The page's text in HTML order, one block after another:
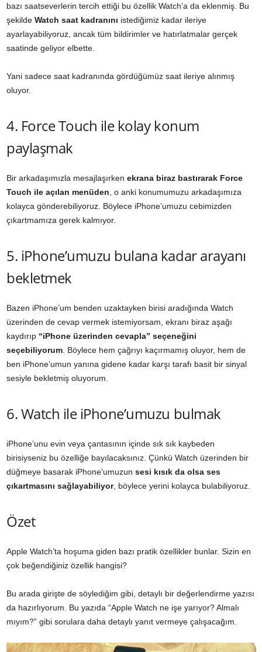
bazı saatseverlerin tercih ettiği bu özellik Watch’a da eklenmiş. Bu
şekilde Watch saat kadranını istediğimiz kadar ileriye
ayarlayabiliyoruz, ancak tüm bildirimler ve hatırlatmalar gerçek
saatinde geliyor elbette.
Yani sadece saat kadranında gördüğümüz saat ileriye alınmış
oluyor.
4. Force Touch ile kolay konum
paylaşmak
Bir arkadaşımızla mesajlaşırken ekrana biraz bastırarak Force
Touch ile açılan menüden , o anki konumumuzu arkadaşımıza
kolayca gönderebiliyoruz. Böylece iPhone’umuzu cebimizden
çıkartmamıza gerek kalmıyor.
5. iPhone’umuzu bulana kadar arayanı
bekletmek
Bazen iPhone’um benden uzaktayken birisi aradığında Watch
üzerinden de cevap vermek istemiyorsam, ekranı biraz aşağı
kaydırıp “iPhone üzerinden cevapla” seçeneğini
seçebiliyorum . Böylece hem çağrıyı kaçırmamış oluyor, hem de
ben iPhone’umun yanına gidene kadar karşı tarafı basit bir sinyal
sesiyle bekletmiş oluyorum.
6. Watch ile iPhone’umuzu bulmak
iPhone’unu evin veya çantasının içinde sık sık kaybeden
birisiyseniz bu özelliğe bayılacaksınız. Çünkü Watch üzerinden bir
düğmeye basarak iPhone’umuzun sesi kısık da olsa ses
çıkartmasını sağlayabiliyor, böylece yerini kolayca bulabiliyoruz.
Özet
Apple Watch’ta hoşuma giden bazı pratik özellikler bunlar. Sizin en
çok beğendiğiniz özellik hangisi?
Bu arada girişte de söylediğim gibi, detaylı bir değerlendirme yazısı
da hazırlıyorum. Bu yazıda “Apple Watch ne işe yarıyor? Almalı
mıyım?” gibi sorulara daha detaylı yanıt vermeye çalışacağım.